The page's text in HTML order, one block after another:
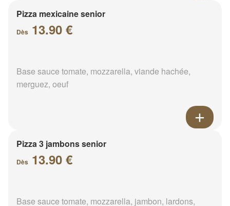
Pizza mexicaine senior
Dès 13.90 €
Base sauce tomate, mozzarella, viande hachée,
merguez, oeuf
Pizza 3 jambons senior
Dès 13.90 €
Base sauce tomate, mozzarella, jambon, lardons,